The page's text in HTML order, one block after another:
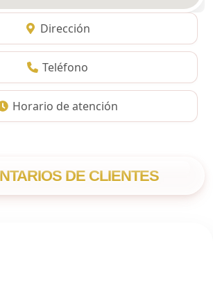
Dirección
Teléfono
Horario de atención
DE CLIENTES